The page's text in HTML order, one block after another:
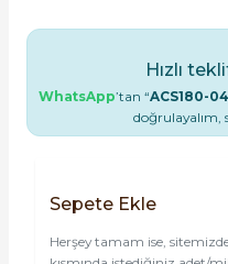
Hızlı
WhatsApp’tan “ACS180-
doğrulayalım,
Sepete Ekle
Herşey tamam ise,